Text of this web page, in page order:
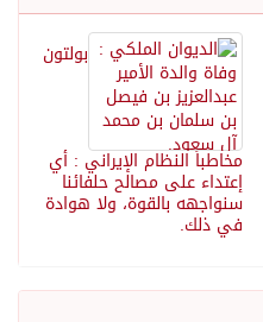
بولتون
مخاطباً النظام الإيراني : أي
إعتداء على مصالح حلفائنا
سنواجهه بالقوة، ولا هوادة
في ذلك.